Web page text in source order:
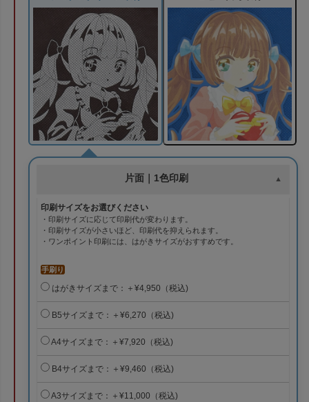
片面｜1色印刷
印刷サイズをお選びください
・印刷サイズに応じて印刷代が変わります。
・印刷サイズが小さいほど、印刷代を抑えられます。
・ワンポイント印刷には、はがきサイズがおすすめです。
手刷り
はがきサイズまで：＋¥4,950（税込)
B5サイズまで：＋¥6,270（税込)
A4サイズまで：＋¥7,920（税込)
B4サイズまで：＋¥9,460（税込)
A3サイズまで：＋¥11,000（税込)